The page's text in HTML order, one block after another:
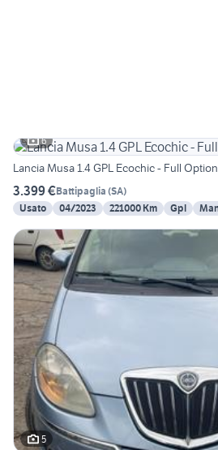
6
Lancia Musa 1.4 GPL Ecochic - Full
3.399 €Battipaglia (SA)
Usato
04/2023 221000 Km Gpl
5